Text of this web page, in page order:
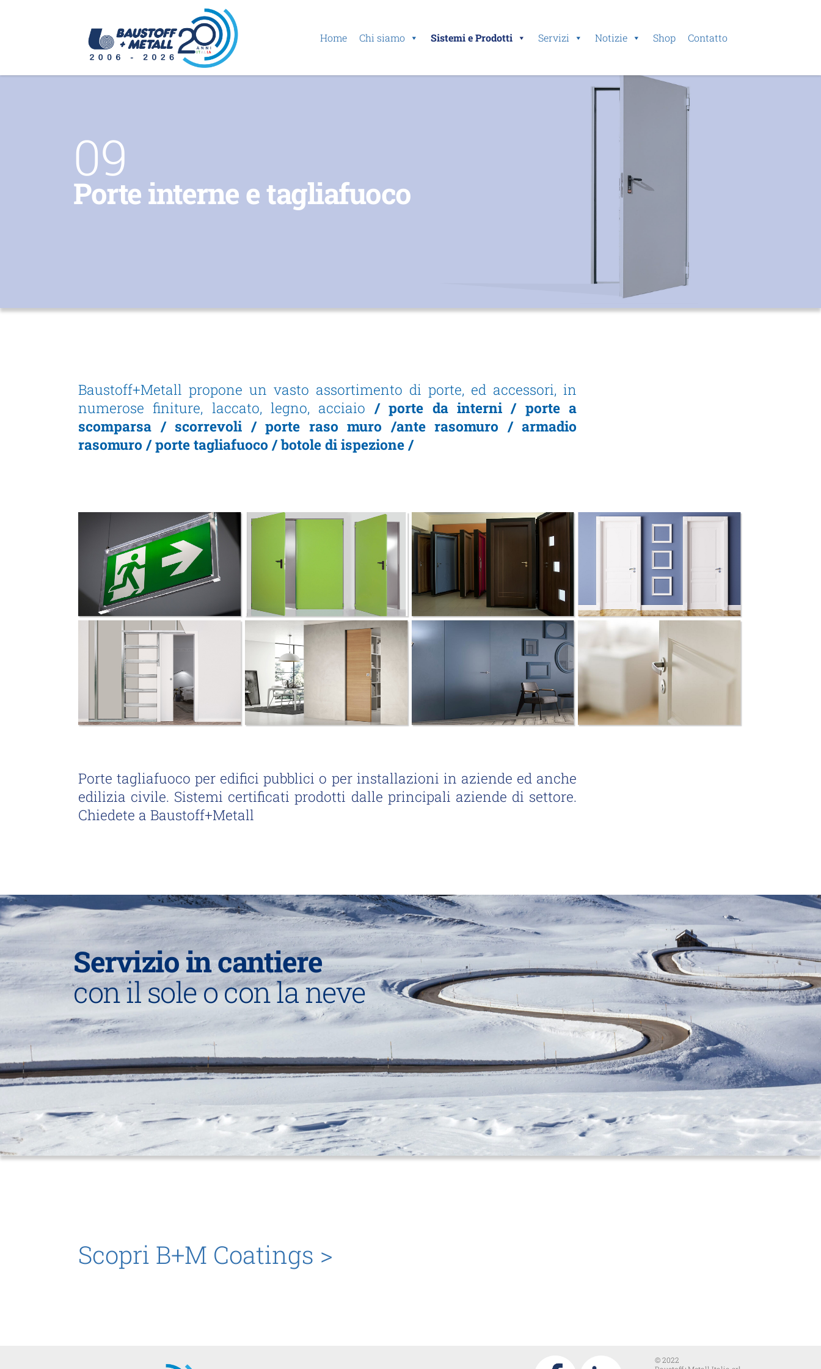
Home Chi siamo Sistemi e Prodotti Servizi Notizie Shop Contatto
09
Porte interne e tagliafuoco
Baustoff+Metall propone un vasto assortimento di porte, ed accessori, in
numerose finiture, laccato, legno, acciaio / porte da interni / porte a
scomparsa / scorrevoli / porte raso muro /ante rasomuro / armadio
rasomuro / porte tagliafuoco / botole di ispezione /
Porte tagliafuoco per edifici pubblici o per installazioni in aziende ed anche
edilizia civile. Sistemi certificati prodotti dalle principali aziende di settore.
Chiedete a Baustoff+Metall
Servizio in cantiere
con il sole o con la neve
Scopri B+M Coatings >
© 2022